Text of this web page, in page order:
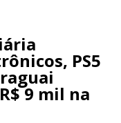
PS5
9 mil na